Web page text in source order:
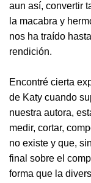
aun así, convertir
la macabra y
nos ha traído
rendición.
Encontré cierta
de Katy cuando
nuestra autora,
medir, cortar,
no existe y que,
final sobre el
forma que la